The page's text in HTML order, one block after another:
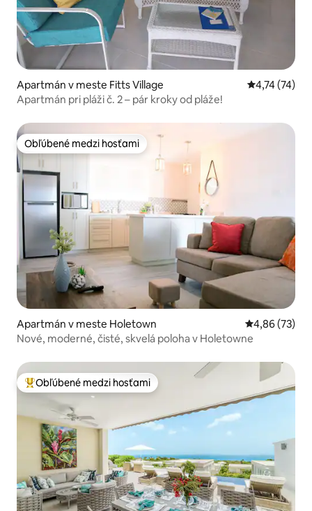
Apartmán v meste Fitts Village Priemerné
4,74 (74)
Apartmán pri pláži č. 2 – pár kroky od pláže!
Obľúbené medzi hosťami
Obľúbené medzi hosťami
Apartmán v meste Holetown Priemerné
4,86 (73)
Nové, moderné, čisté, skvelá poloha v Holetowne
Najobľúbenejšie medzi hosťami
Obľúbené medzi hosťami